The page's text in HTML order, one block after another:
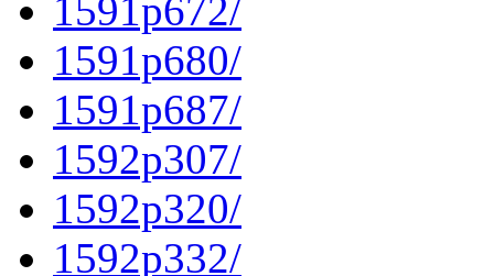
1591p672/
1591p680/
1591p687/
1592p307/
1592p320/
1592p332/